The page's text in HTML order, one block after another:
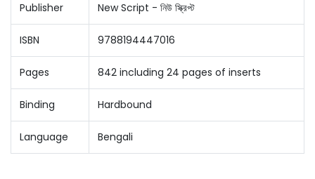
Publisher New Script - নিউ স্ক্রিপ্ট
ISBN 9788194447016
Pages 842 including 24 pages of inserts
Binding Hardbound
Language Bengali